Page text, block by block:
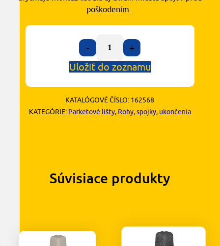
poškodením .
-
+
Uložiť do zoznamu
KATALÓGOVÉ ČÍSLO: 162568
KATEGÓRIE: Parketové lišty, Rohy, spojky, ukončenia
Súvisiace produkty